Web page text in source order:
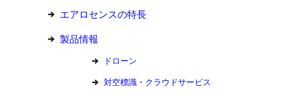
エアロセンスの特長
製品情報
ドローン
対空標識・クラウドサービス